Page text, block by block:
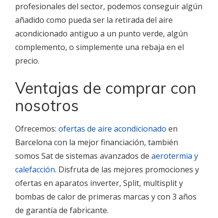
profesionales del sector, podemos conseguir algún
añadido como pueda ser la retirada del aire
acondicionado antiguo a un punto verde, algún
complemento, o simplemente una rebaja en el
precio.
Ventajas de comprar con
nosotros
Ofrecemos: ofertas de aire acondicionado en
Barcelona con la mejor financiación, también
somos Sat de sistemas avanzados de aerotermia y
calefacción. Disfruta de las mejores promociones y
ofertas en aparatos inverter, Split, multisplit y
bombas de calor de primeras marcas y con 3 años
de garantía de fabricante.